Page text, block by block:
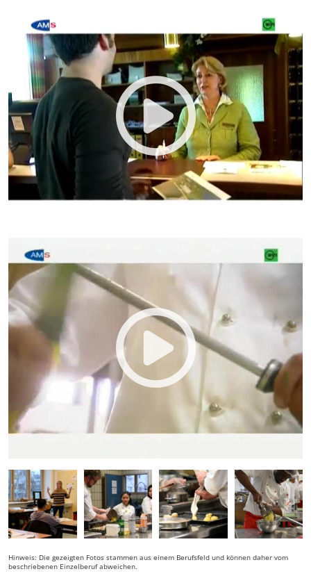
Hinweis: Die gezeigten Fotos stammen aus einem Berufsfeld und können daher vom
beschriebenen Einzelberuf abweichen.